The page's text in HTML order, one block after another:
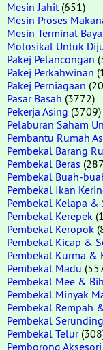
Mesin Jahit (651)
Mesin Proses
Mesin Terminal
Motosikal Untuk
Pakej Pelancongan
Pakej Perkahwinan
Pakej Perniagaan
Pasar Basah (3772)
Pekerja Asing (3709)
Pelaburan Saham
Pembantu Rumah
Pembekal Barang
Pembekal Beras
Pembekal Buah-
Pembekal Ikan
Pembekal Kelapa &
Pembekal Kerepek
Pembekal Keropok
Pembekal Kicap &
Pembekal Kurma &
Pembekal Madu
Pembekal Mee &
Pembekal Minyak
Pembekal Rempah
Pembekal Serunding
Pembekal Telur
Pemborong